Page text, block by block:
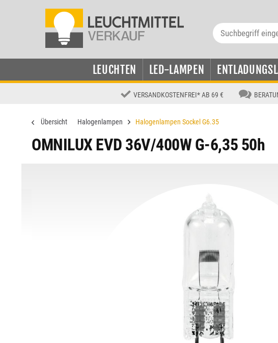
LEUCHTEN LED-LAMPEN
VERSANDKOSTENFREI* AB 69 €
Übersicht Halogenlampen Halogenlampen Sockel G6.35
OMNILUX EVD 36V/400W G-6,35 50h